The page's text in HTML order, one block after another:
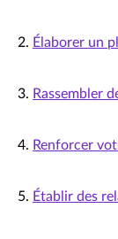
2. Élaborer un
3. Rassembler
4. Renforcer
5. Établir des